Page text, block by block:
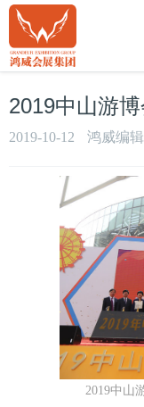
2019中山游
2019-10-12 鸿威编辑
2019中山